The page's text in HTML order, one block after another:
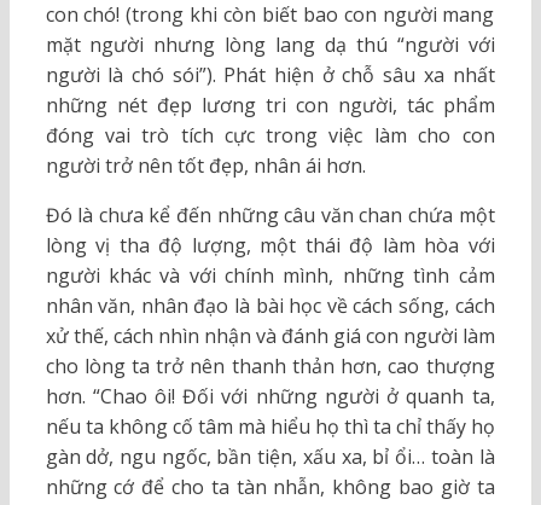
con chó! (trong khi còn biết bao con người mang
mặt người nhưng lòng lang dạ thú “người với
người là chó sói”). Phát hiện ở chỗ sâu xa nhất
những nét đẹp lương tri con người, tác phẩm
đóng vai trò tích cực trong việc làm cho con
người trở nên tốt đẹp, nhân ái hơn.
Đó là chưa kể đến những câu văn chan chứa một
lòng vị tha độ lượng, một thái độ làm hòa với
người khác và với chính mình, những tình cảm
nhân văn, nhân đạo là bài học về cách sống, cách
xử thế, cách nhìn nhận và đánh giá con người làm
cho lòng ta trở nên thanh thản hơn, cao thượng
hơn. “Chao ôi! Đối với những người ở quanh ta,
nếu ta không cố tâm mà hiểu họ thì ta chỉ thấy họ
gàn dở, ngu ngốc, bần tiện, xấu xa, bỉ ổi… toàn là
những cớ để cho ta tàn nhẫn, không bao giờ ta